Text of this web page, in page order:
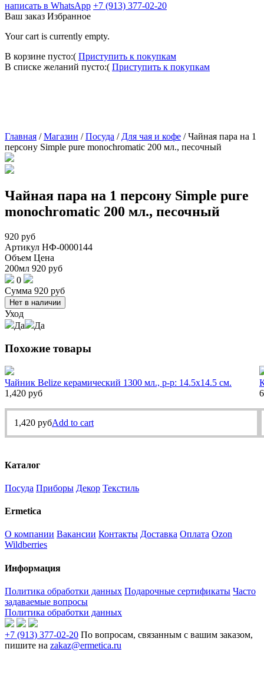
написать в WhatsApp +7 (913) 377-02-20
Ваш заказ Избранное
Your cart is currently empty.
В корзине пусто:( Приступить к покупкам
В списке желаний пусто:( Приступить к покупкам
Главная /Магазин /Посуда / Для чая и кофе /Чайная пара на 1
персону Simple pure monochromatic 200 мл., песочный
Чайная пара на 1 персону Simple pure
monochromatic 200 мл., песочный
920 руб
Артикул НФ-0000144
Объем Цена
200мл 920 руб
0
Сумма 920 руб
Нет в наличии
Уход
Да
Да
Похожие товары
Чайник Belize керамический 1300 мл., р-р: 14.5х14.5 см.
1,420 руб
1,420 рубAdd to cart
Каталог
Посуда Приборы Декор Текстиль
Ermetica
О компании Вакансии Контакты Доставка Оплата Ozon
Wildberries
Информация
Политика обработки данных Подарочные сертификаты Часто
задаваемые вопросы
Политика обработки данных
+7 (913) 377-02-20 По вопросам, связанным с вашим заказом,
пишите на zakaz@ermetica.ru